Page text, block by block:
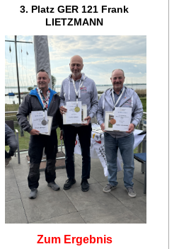
3. Platz GER 121 Frank
LIETZMANN
Zum Ergebnis